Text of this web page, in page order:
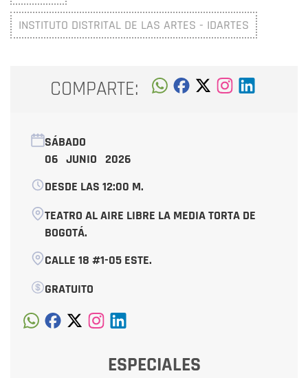
INSTITUTO DISTRITAL DE LAS ARTES - IDARTES
COMPARTE:
SÁBADO
06 JUNIO 2026
DESDE LAS 12:00 M.
TEATRO AL AIRE LIBRE LA MEDIA TORTA DE
BOGOTÁ.
CALLE 18 #1-05 ESTE.
GRATUITO
ESPECIALES